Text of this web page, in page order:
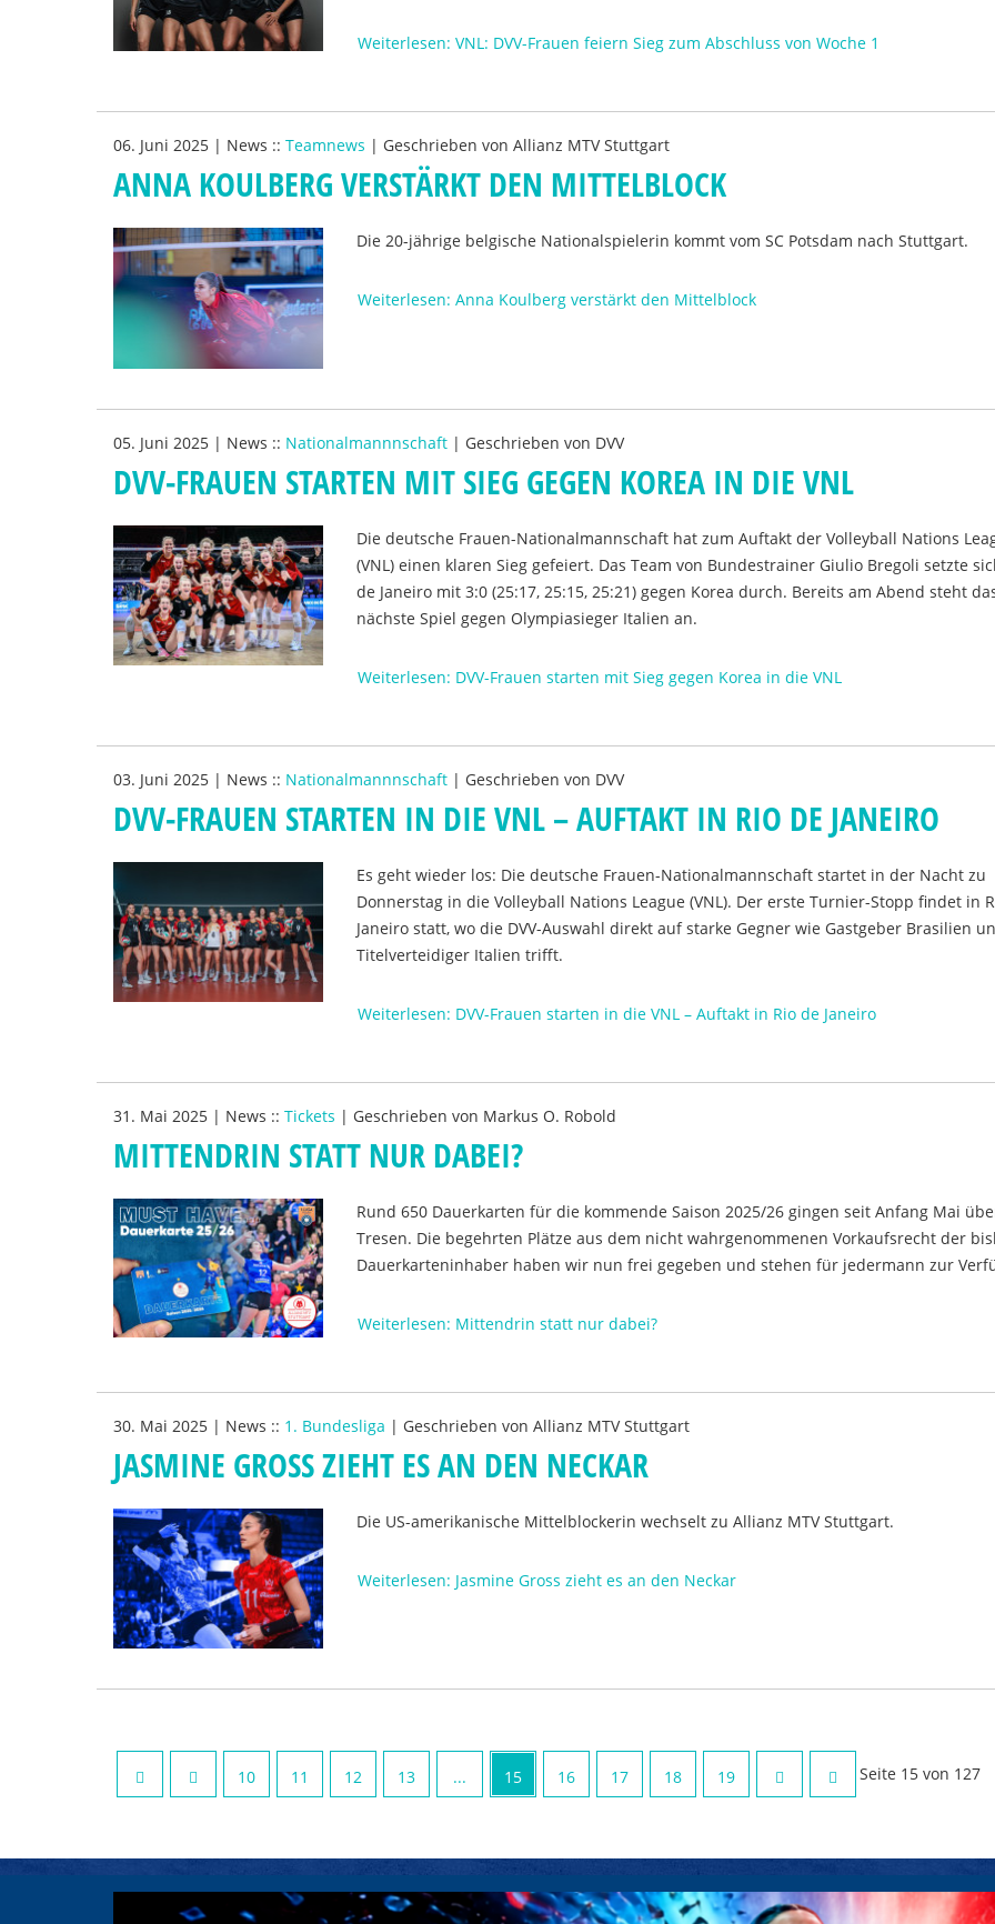
Weiterlesen: VNL: DVV-Frauen feiern Sieg zum Abschluss von Woche 1
06. Juni 2025 | News :: Teamnews | Geschrieben von Allianz MTV Stuttgart
ANNA KOULBERG VERSTÄRKT DEN MITTELBLOCK
Die 20-jährige belgische Nationalspielerin kommt vom SC Potsdam nach Stuttgart.
Weiterlesen: Anna Koulberg verstärkt den Mittelblock
05. Juni 2025 | News :: Nationalmannnschaft | Geschrieben von DVV
DVV-FRAUEN STARTEN MIT SIEG GEGEN KOREA IN DIE VNL
Die deutsche Frauen-Nationalmannschaft hat zum Auftakt der Volleyball Nations
(VNL) einen klaren Sieg gefeiert. Das Team von Bundestrainer Giulio Bregoli setzte
de Janeiro mit 3:0 (25:17, 25:15, 25:21) gegen Korea durch. Bereits am Abend steht
nächste Spiel gegen Olympiasieger Italien an.
Weiterlesen: DVV-Frauen starten mit Sieg gegen Korea in die VNL
03. Juni 2025 | News :: Nationalmannnschaft | Geschrieben von DVV
DVV-FRAUEN STARTEN IN DIE VNL – AUFTAKT IN RIO DE JANEIRO
Es geht wieder los: Die deutsche Frauen-Nationalmannschaft startet in der Nacht zu
Donnerstag in die Volleyball Nations League (VNL). Der erste Turnier-Stopp findet in
Janeiro statt, wo die DVV-Auswahl direkt auf starke Gegner wie Gastgeber Brasilien
Titelverteidiger Italien trifft.
Weiterlesen: DVV-Frauen starten in die VNL – Auftakt in Rio de Janeiro
31. Mai 2025 | News :: Tickets | Geschrieben von Markus O. Robold
MITTENDRIN STATT NUR DABEI?
Rund 650 Dauerkarten für die kommende Saison 2025/26 gingen seit Anfang Mai
Tresen. Die begehrten Plätze aus dem nicht wahrgenommenen Vorkaufsrecht der
Dauerkarteninhaber haben wir nun frei gegeben und stehen für jedermann zur
Weiterlesen: Mittendrin statt nur dabei?
30. Mai 2025 | News :: 1. Bundesliga | Geschrieben von Allianz MTV Stuttgart
JASMINE GROSS ZIEHT ES AN DEN NECKAR
Die US-amerikanische Mittelblockerin wechselt zu Allianz MTV Stuttgart.
Weiterlesen: Jasmine Gross zieht es an den Neckar
Seite 15 von 127
10 11 12 13 ... 15 16 17 18 19